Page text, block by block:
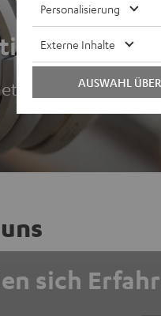
Bluetooth-
sich
Personalisierung
Externe Inhalte
AUSWAHL